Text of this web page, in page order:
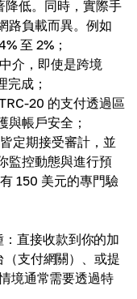
降低。同時，實際手
路負載而異。例如
至 2%；
介，即使是跨境
完成；
20 的支付透過區
與帳戶安全；
定期接受審計，並
監控動態與進行預
150 美元的專門驗
直接收款到你的加
支付網關）、或提
境通常需要透過特